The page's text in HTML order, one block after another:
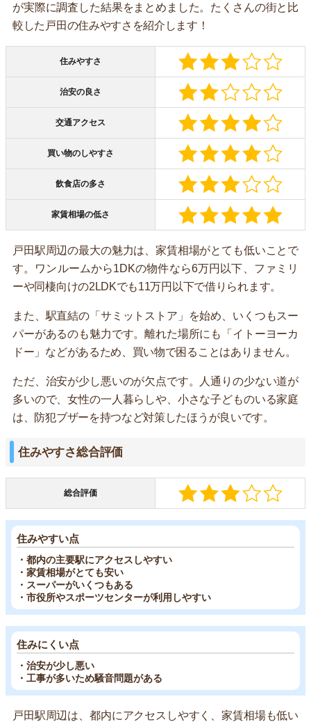
が実際に調査した結果をまとめました。たくさんの街と比
較した戸田の住みやすさを紹介します！
住みやすさ
治安の良さ
交通アクセス
買い物のしやすさ
飲食店の多さ
家賃相場の低さ
戸田駅周辺の最大の魅力は、家賃相場がとても低いことで
す。ワンルームから1DKの物件なら6万円以下、ファミリ
ーや同棲向けの2LDKでも11万円以下で借りられます。
また、駅直結の「サミットストア」を始め、いくつもスー
パーがあるのも魅力です。離れた場所にも「イトーヨーカ
ドー」などがあるため、買い物で困ることはありません。
ただ、治安が少し悪いのが欠点です。人通りの少ない道が
多いので、女性の一人暮らしや、小さな子どものいる家庭
は、防犯ブザーを持つなど対策したほうが良いです。
住みやすさ総合評価
総合評価
住みやすい点
・都内の主要駅にアクセスしやすい
・家賃相場がとても安い
・スーパーがいくつもある
・市役所やスポーツセンターが利用しやすい
住みにくい点
・治安が少し悪い
・工事が多いため騒音問題がある
戸田駅周辺は、都内にアクセスしやすく、家賃相場も低い